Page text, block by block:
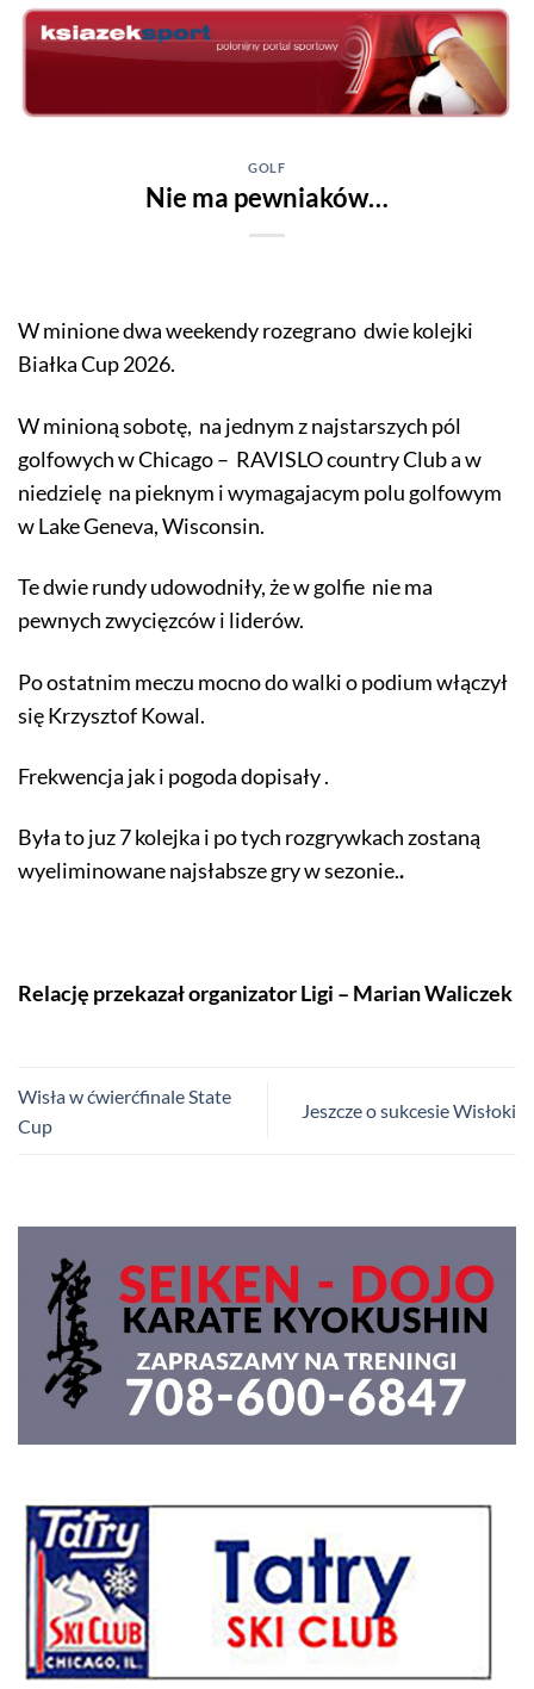
Skip
GOLF
Nie ma pewniaków…
W minione dwa weekendy rozegrano dwie kolejki
Białka Cup 2026.
W minioną sobotę, na jednym z najstarszych pól
golfowych w Chicago – RAVISLO country Club a w
niedzielę na pieknym i wymagajacym polu golfowym
w Lake Geneva, Wisconsin.
Te dwie rundy udowodniły, że w golfie nie ma
pewnych zwycięzców i liderów.
Po ostatnim meczu mocno do walki o podium włączył
się Krzysztof Kowal.
Frekwencja jak i pogoda dopisały .
Była to juz 7 kolejka i po tych rozgrywkach zostaną
wyeliminowane najsłabsze gry w sezonie..
Relację przekazał organizator Ligi – Marian Waliczek
Wisła w ćwierćfinale State
Cup
Jeszcze o sukcesie Wisłoki